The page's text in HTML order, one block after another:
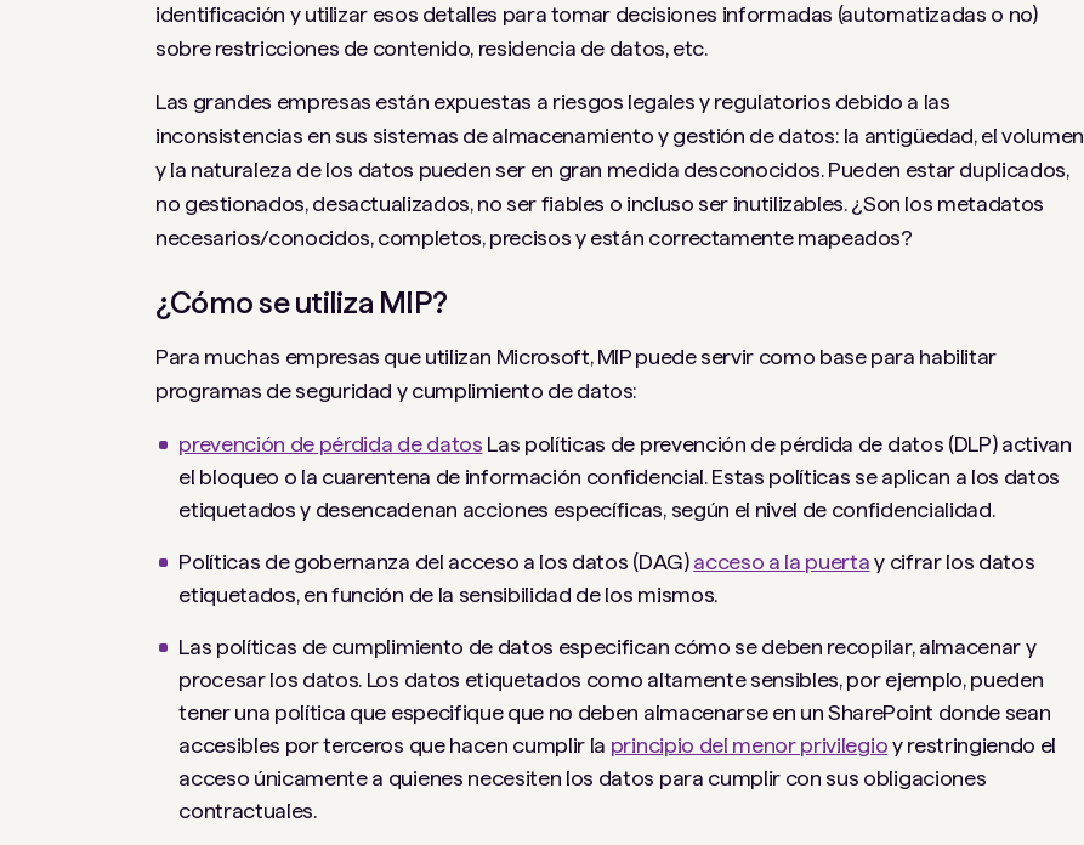
identificación y utilizar esos detalles para tomar decisiones informadas (automatizadas o no)
sobre restricciones de contenido, residencia de datos, etc.
Las grandes empresas están expuestas a riesgos legales y regulatorios debido a las
inconsistencias en sus sistemas de almacenamiento y gestión de datos: la antigüedad, el volumen
y la naturaleza de los datos pueden ser en gran medida desconocidos. Pueden estar duplicados,
no gestionados, desactualizados, no ser fiables o incluso ser inutilizables. ¿Son los metadatos
necesarios/conocidos, completos, precisos y están correctamente mapeados?
¿Cómo se utiliza MIP?
Para muchas empresas que utilizan Microsoft, MIP puede servir como base para habilitar
programas de seguridad y cumplimiento de datos:
prevención de pérdida de datos Las políticas de prevención de pérdida de datos (DLP) activan
el bloqueo o la cuarentena de información confidencial. Estas políticas se aplican a los datos
etiquetados y desencadenan acciones específicas, según el nivel de confidencialidad.
Políticas de gobernanza del acceso a los datos (DAG)acceso a la puertay cifrar los datos
etiquetados, en función de la sensibilidad de los mismos.
Las políticas de cumplimiento de datos especifican cómo se deben recopilar, almacenar y
procesar los datos. Los datos etiquetados como altamente sensibles, por ejemplo, pueden
tener una política que especifique que no deben almacenarse en un SharePoint donde sean
accesibles por terceros que hacen cumplir la principio del menor privilegioy restringiendo el
acceso únicamente a quienes necesiten los datos para cumplir con sus obligaciones
contractuales.